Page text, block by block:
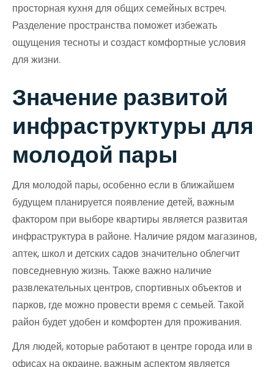
просторная кухня для общих семейных встреч.
Разделение пространства поможет избежать
ощущения тесноты и создаст комфортные условия
для жизни.
Значение развитой
инфраструктуры для
молодой пары
Для молодой пары, особенно если в ближайшем
будущем планируется появление детей, важным
фактором при выборе квартиры является развитая
инфраструктура в районе. Наличие рядом магазинов,
аптек, школ и детских садов значительно облегчит
повседневную жизнь. Также важно наличие
развлекательных центров, спортивных объектов и
парков, где можно провести время с семьей. Такой
район будет удобен и комфортен для проживания.
Для людей, которые работают в центре города или в
офисах на окраине, важным аспектом является